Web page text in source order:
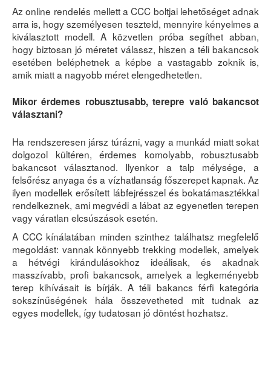
Az online rendelés mellett a CCC boltjai lehetőséget adnak
arra is, hogy személyesen teszteld, mennyire kényelmes a
kiválasztott modell. A közvetlen próba segíthet abban,
hogy biztosan jó méretet válassz, hiszen a téli bakancsok
esetében beléphetnek a képbe a vastagabb zoknik is,
amik miatt a nagyobb méret elengedhetetlen.
Mikor érdemes robusztusabb, terepre való bakancsot
választani?
Ha rendszeresen jársz túrázni, vagy a munkád miatt sokat
dolgozol kültéren, érdemes komolyabb, robusztusabb
bakancsot választanod. Ilyenkor a talp mélysége, a
felsőrész anyaga és a vízhatlanság főszerepet kapnak. Az
ilyen modellek erősített lábfejrésszel és bokatámasztékkal
rendelkeznek, ami megvédi a lábat az egyenetlen terepen
vagy váratlan elcsúszások esetén.
A CCC kínálatában minden szinthez találhatsz megfelelő
megoldást: vannak könnyebb trekking modellek, amelyek
a hétvégi kirándulásokhoz ideálisak, és akadnak
masszívabb, profi bakancsok, amelyek a legkeményebb
terep kihívásait is bírják. A téli bakancs férfi kategória
sokszínűségének hála összevetheted mit tudnak az
egyes modellek, így tudatosan jó döntést hozhatsz.